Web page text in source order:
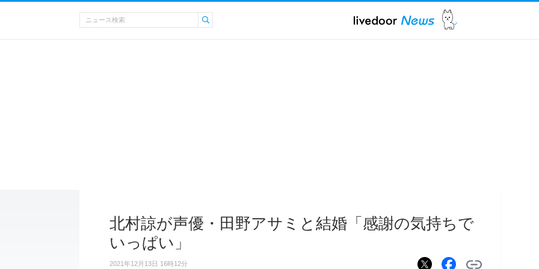
北村諒が声優・田野アサミと結婚「感謝の気持ちで
いっぱい」
2021年12月13日 16時12分